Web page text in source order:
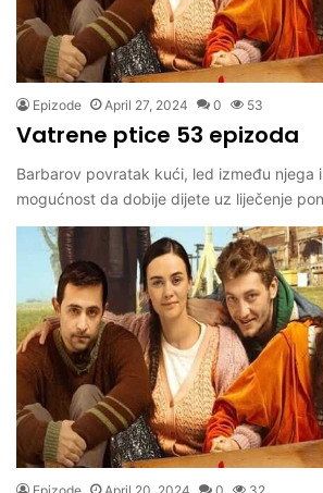
Epizode April 27, 2024 0 53
Vatrene ptice 53 epizoda
Barbarov povratak kući, led između njega
mogućnost da dobije dijete uz liječenje